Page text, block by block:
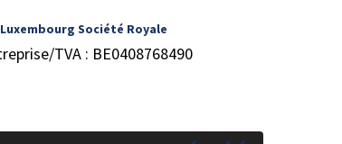
Société Royale
TVA : BE0408768490